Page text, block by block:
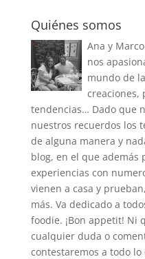
Quiénes somos
Ana y
nos
mundo de
creaciones,
tendencias… Dado que
nuestros recuerdos los
de alguna manera y
blog, en el que además
experiencias con
vienen a casa y
más. Va dedicado a
foodie. ¡Bon appetit! Ni
cualquier duda o
contestaremos a todo